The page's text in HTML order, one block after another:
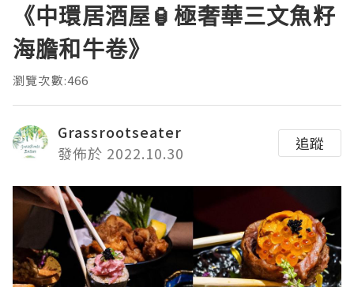
《中環居酒屋🏮極奢華三文魚籽
海膽和牛卷》
瀏覽次數:466
Grassrootseater
發佈於 2022.10.30
追蹤